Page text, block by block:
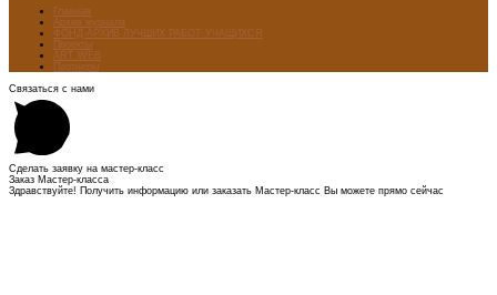
Главная
Архив журнала
ФОНД-АРХИВ ЛУЧШИХ РАБОТ УЧАЩИХСЯ
Проекты
ART WEB
Партнеры
Связаться с нами
Сделать заявку на мастер-класс
Заказ Мастер-класса
Здравствуйте! Получить информацию или заказать Мастер-класс Вы можете прямо сейчас